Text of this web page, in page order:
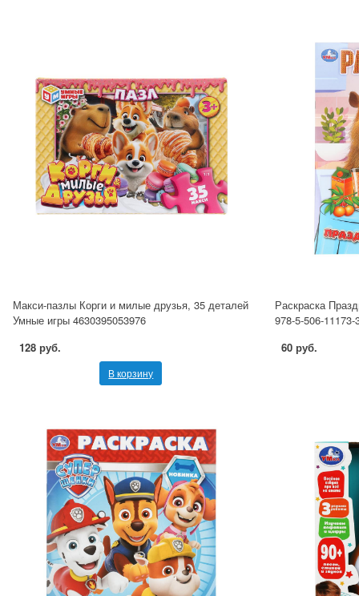
Макси-пазлы Корги и милые друзья, 35 деталей
Умные игры 4630395053976
128 руб.
В корзину
Раскраска
978-5-506-11173-
60 руб.